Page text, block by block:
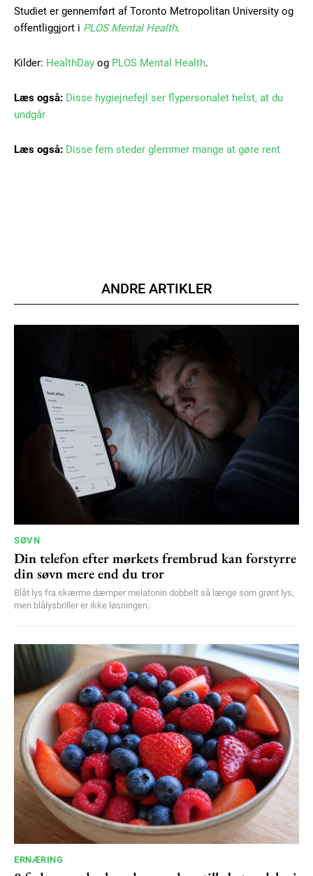
Gratis / forever
Praesent euismod ac
Ut mollis pellentesque tortor
Donec quis est ac felis
Member full access
/ year
Etiam est nibh, lobortis sit
Praesent euismod ac
Ut mollis pellentesque tortor
Nullam eu erat condimentum
Donec quis est ac felis
Orci varius natoque dolor
Studiet er gennemført af Toronto Metropolitan University og
offentliggjort i PLOS Mental Health.
Kilder: HealthDay og PLOS Mental Health.
Læs også: Disse hygiejnefejl ser flypersonalet helst, at du
undgår
Læs også: Disse fem steder glemmer mange at gøre rent
ANDRE ARTIKLER
SØVN
Din telefon efter mørkets frembrud kan forstyrre
din søvn mere end du tror
Blåt lys fra skærme dæmper melatonin dobbelt så længe som grønt lys,
men blålysbriller er ikke løsningen.
ERNÆRING